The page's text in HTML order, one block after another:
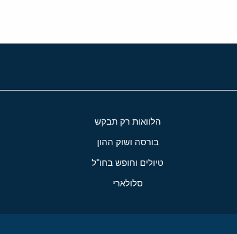
הלוואות רק תבקש
בורסה ושוק ההון
טיולים וחופש בחו"ל
סלולארי